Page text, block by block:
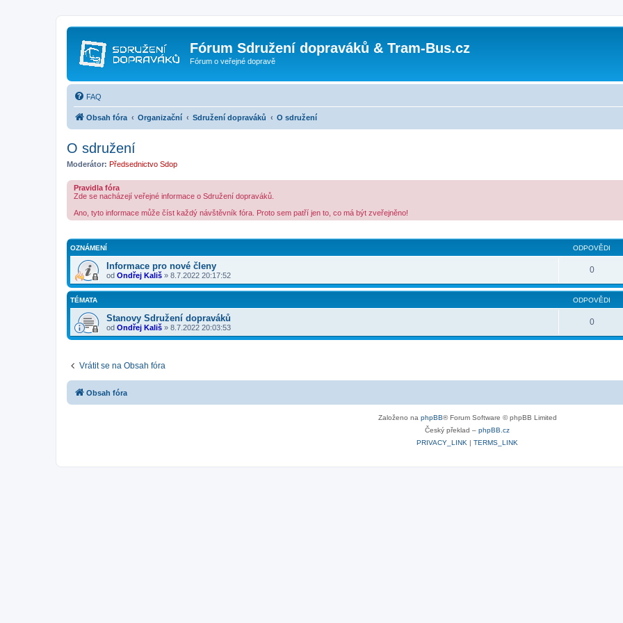
Fórum Sdružení dopraváků & Tram-Bus.cz
Fórum o veřejné dopravě
FAQ
Obsah fóra Organizační Sdružení dopraváků O sdružení
O sdružení
Moderátor: Předsednictvo Sdop
Pravidla fóra
Zde se nacházejí veřejné informace o Sdružení dopraváků.
Ano, tyto informace může číst každý návštěvník fóra. Proto sem patří jen to, co má být zveřejněno!
OZNÁMENÍ ODPOVĚDI
Informace pro nové členy
od Ondřej Kališ » 8.7.2022 20:17:52
0
TÉMATA ODPOVĚDI
Stanovy Sdružení dopraváků
od Ondřej Kališ » 8.7.2022 20:03:53
0
Vrátit se na Obsah fóra
Obsah fóra
Založeno na phpBB® Forum Software © phpBB Limited
Český překlad – phpBB.cz
PRIVACY_LINK | TERMS_LINK